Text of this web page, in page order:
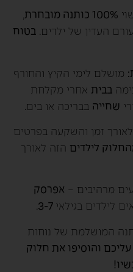
100% כותנה מובחרת
,
העדין של ילדים. בטוח
מושלם לימי הקיץ והחורף
בבית אחרי מקלחת
שחייה בבריכה או בים.
זמן והשקעה בפרטים
לילדים הזה לאורך
מרהיבים – אפרסק
לילדים בגילאי3-7
.
המושלמת של נוחות
והוסיפו את חלוק